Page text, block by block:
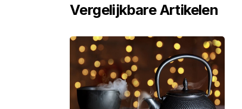
Vergelijkbare Artikelen